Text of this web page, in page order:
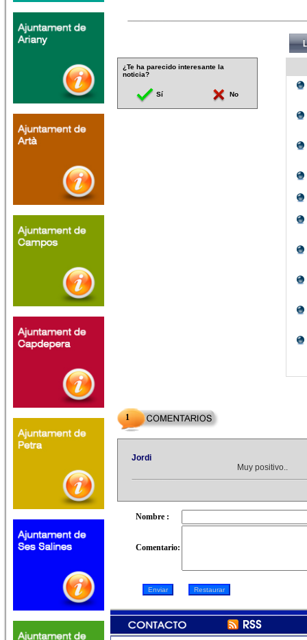
¿Te ha parecido interesante la
noticia?
Sí No
1
Jordi
Muy positivo..
Nombre :
Comentario: